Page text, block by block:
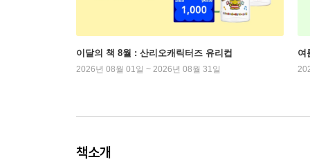
이달의 책 8월 : 산리오캐릭터즈 유리컵
2026년 08월 01일 ~ 2026년 08월 31일
여
책소개